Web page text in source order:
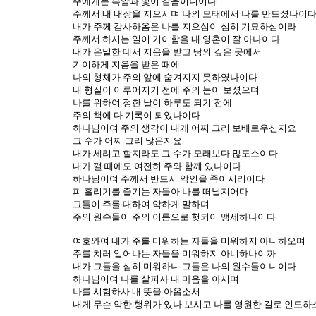
주께서 내 내장을 지으시며 나의 모태에서 나를 만드셨나이다
내가 주께 감사하옴은 나를 지으심이 심히 기묘하심이라
주께서 하시는 일이 기이함을 내 영혼이 잘 아나이다
내가 은밀한 데서 지음을 받고 땅의 깊은 곳에서
기이하게 지음을 받은 때에
나의 형체가 주의 앞에 숨겨지지 못하였나이다
내 형질이 이루어지기 전에 주의 눈이 보셨으며
나를 위하여 정한 날이 하루도 되기 전에
주의 책에 다 기록이 되었나이다
하나님이여 주의 생각이 내게 어찌 그리 보배로우신지요
그 수가 어찌 그리 많은지요
내가 세려고 할지라도 그 수가 모래보다 많도소이다
내가 깰 때에도 여전히 주와 함께 있나이다
하나님이여 주께서 반드시 악인을 죽이시리이다
피 흘리기를 즐기는 자들아 나를 떠날지어다
그들이 주를 대하여 악하게 말하며
주의 원수들이 주의 이름으로 헛되이 맹세하나이다
여호와여 내가 주를 미워하는 자들을 미워하지 아니하오며
주를 치러 일어나는 자들을 미워하지 아니하나이까
내가 그들을 심히 미워하니 그들은 나의 원수들이니이다
하나님이여 나를 살피사 내 마음을 아시며
나를 시험하사 내 뜻을 아옵소서
내게 무슨 악한 행위가 있나 보시고 나를 영원한 길로 인도하